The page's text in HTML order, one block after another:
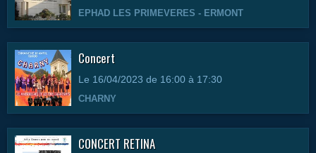
EPHAD LES PRIMEVERES - ERMONT
Concert
Le 16/04/2023 de 16:00 à 17:30
CHARNY
CONCERT RETINA